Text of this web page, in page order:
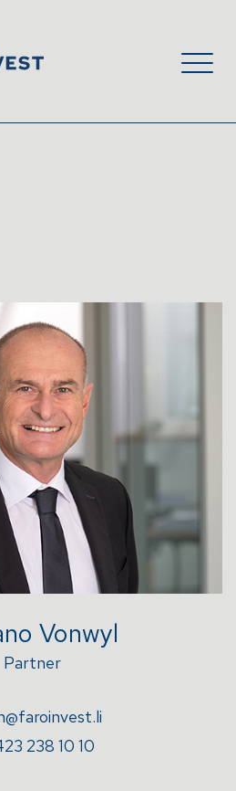
Vonwyl
Partner
238 10 10